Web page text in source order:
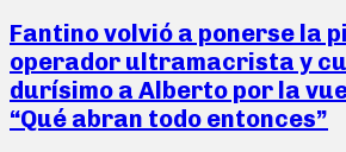
Fantino volvió a ponerse la
operador ultramacrista y
durísimo a Alberto por la
“Qué abran todo entonces”